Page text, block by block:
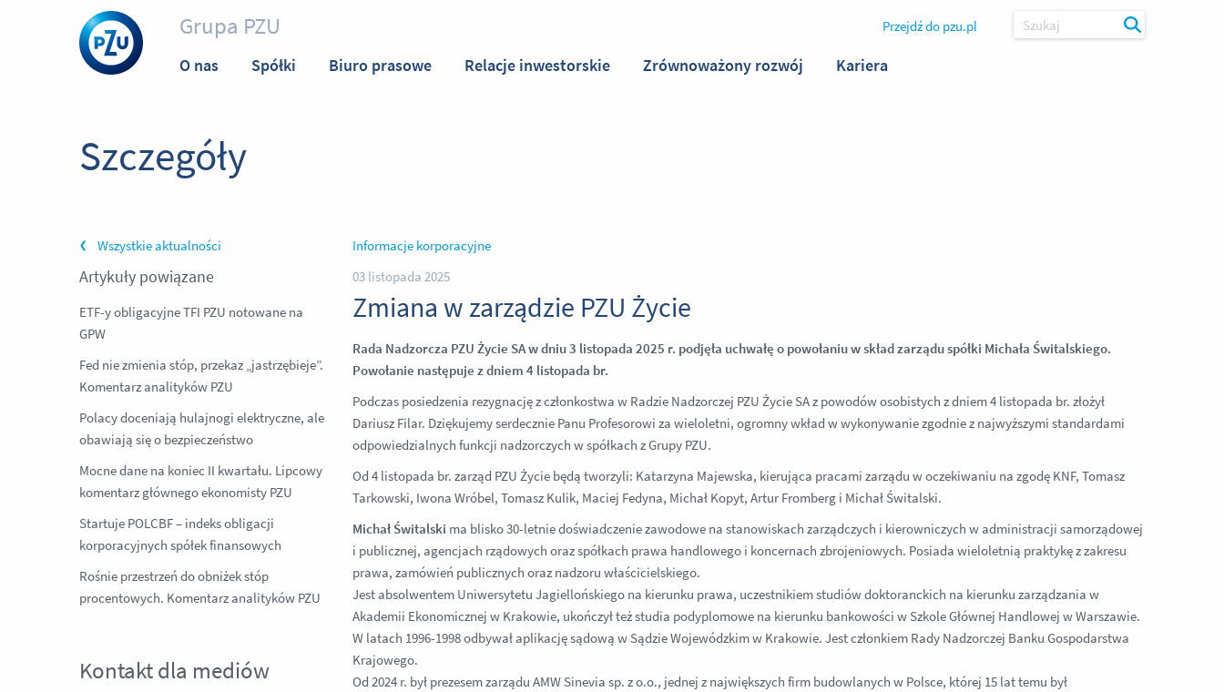
Grupa PZU
Przejdź do pzu.pl
Szukaj
O nas Spółki Biuro prasowe Relacje inwestorskie Zrównoważony rozwój Kariera
Szczegóły
Wszystkie aktualności
Artykuły powiązane
ETF-y obligacyjne TFI PZU notowane na
GPW
Fed nie zmienia stóp, przekaz „jastrzębieje”.
Komentarz analityków PZU
Polacy doceniają hulajnogi elektryczne, ale
obawiają się o bezpieczeństwo
Mocne dane na koniec II kwartału. Lipcowy
komentarz głównego ekonomisty PZU
Startuje POLCBF – indeks obligacji
korporacyjnych spółek finansowych
Rośnie przestrzeń do obniżek stóp
procentowych. Komentarz analityków PZU
Kontakt dla mediów
Informacje korporacyjne
03 listopada 2025
Zmiana w zarządzie PZU Życie
Rada Nadzorcza PZU Życie SA w dniu 3 listopada 2025 r. podjęła uchwałę o powołaniu w skład zarządu spółki Michała Świtalskiego.
Powołanie następuje z dniem 4 listopada br.
Podczas posiedzenia rezygnację z członkostwa w Radzie Nadzorczej PZU Życie SA z powodów osobistych z dniem 4 listopada br. złożył
Dariusz Filar. Dziękujemy serdecznie Panu Profesorowi za wieloletni, ogromny wkład w wykonywanie zgodnie z najwyższymi standardami
odpowiedzialnych funkcji nadzorczych w spółkach z Grupy PZU.
Od 4 listopada br. zarząd PZU Życie będą tworzyli: Katarzyna Majewska, kierująca pracami zarządu w oczekiwaniu na zgodę KNF, Tomasz
Tarkowski, Iwona Wróbel, Tomasz Kulik, Maciej Fedyna, Michał Kopyt, Artur Fromberg i Michał Świtalski.
Michał Świtalski ma blisko 30-letnie doświadczenie zawodowe na stanowiskach zarządczych i kierowniczych w administracji samorządowej
i publicznej, agencjach rządowych oraz spółkach prawa handlowego i koncernach zbrojeniowych. Posiada wieloletnią praktykę z zakresu
prawa, zamówień publicznych oraz nadzoru właścicielskiego.
Jest absolwentem Uniwersytetu Jagiellońskiego na kierunku prawa, uczestnikiem studiów doktoranckich na kierunku zarządzania w
Akademii Ekonomicznej w Krakowie, ukończył też studia podyplomowe na kierunku bankowości w Szkole Głównej Handlowej w Warszawie.
W latach 1996-1998 odbywał aplikację sądową w Sądzie Wojewódzkim w Krakowie. Jest członkiem Rady Nadzorczej Banku Gospodarstwa
Krajowego.
Od 2024 r. był prezesem zarządu AMW Sinevia sp. z o.o., jednej z największych firm budowlanych w Polsce, której 15 lat temu był